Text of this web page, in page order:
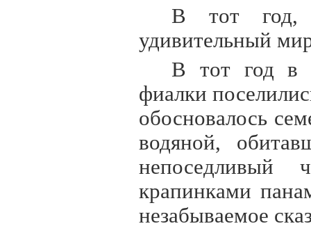
В тот год,
удивительный
В тот год в
фиалки
обосновалось
водяной,
крапинками
незабываемое